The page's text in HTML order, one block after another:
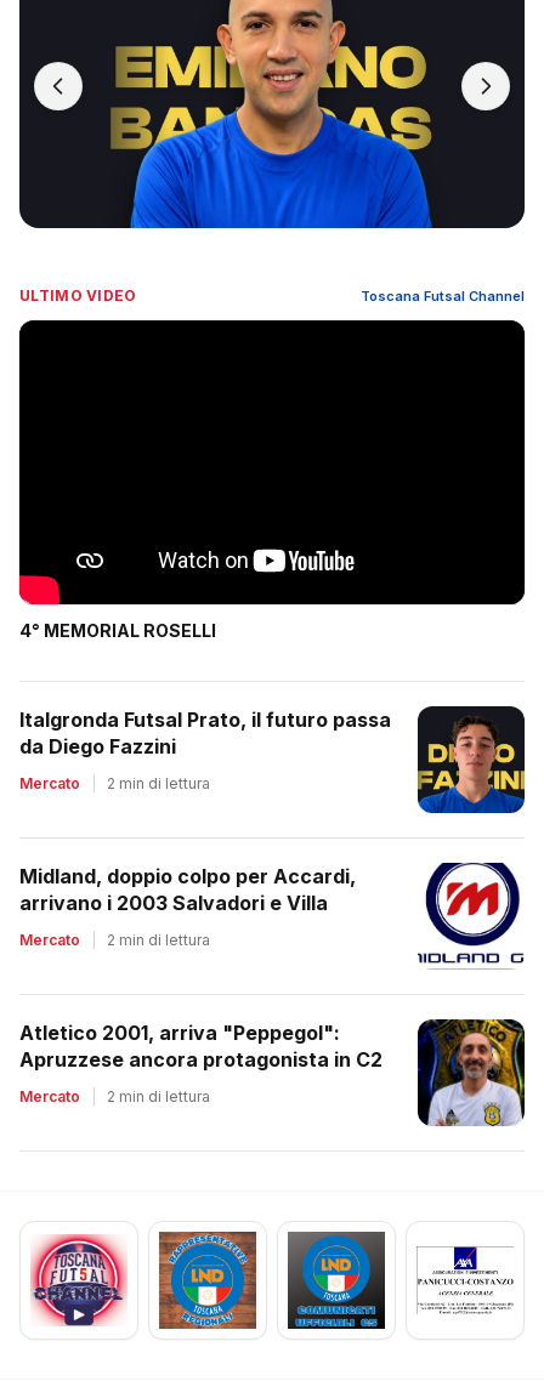
ULTIMO VIDEO Toscana Futsal Channel
4° MEMORIAL ROSELLI
Italgronda Futsal Prato, il futuro passa
da Diego Fazzini
Mercato 2 min di lettura
Midland, doppio colpo per Accardi,
arrivano i 2003 Salvadori e Villa
Mercato 2 min di lettura
Atletico 2001, arriva "Peppegol":
Apruzzese ancora protagonista in C2
Mercato 2 min di lettura